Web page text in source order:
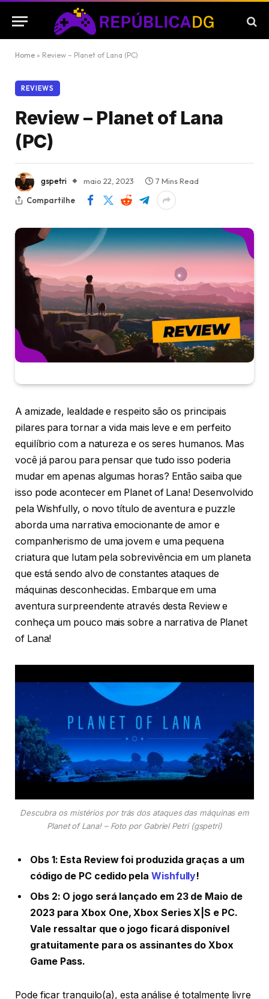
Home » Review – Planet of Lana (PC)
REVIEWS
Review – Planet of Lana
(PC)
gspetri maio 22, 2023
7 Mins Read
Compartilhe
A amizade, lealdade e respeito são os principais
pilares para tornar a vida mais leve e em perfeito
equilíbrio com a natureza e os seres humanos. Mas
você já parou para pensar que tudo isso poderia
mudar em apenas algumas horas? Então saiba que
isso pode acontecer em Planet of Lana! Desenvolvido
pela Wishfully, o novo título de aventura e puzzle
aborda uma narrativa emocionante de amor e
companherismo de uma jovem e uma pequena
criatura que lutam pela sobrevivência em um planeta
que está sendo alvo de constantes ataques de
máquinas desconhecidas. Embarque em uma
aventura surpreendente através desta Review e
conheça um pouco mais sobre a narrativa de Planet
of Lana!
Descubra os mistérios por trás dos ataques das máquinas em
Planet of Lana! – Foto por Gabriel Petri (gspetri)
Obs 1: Esta Review foi produzida graças a um
código de PC cedido pelaWishfully!
Obs 2: O jogo será lançado em 23 de Maio de
2023 para Xbox One, Xbox Series X|S e PC.
Vale ressaltar que o jogo ficará disponível
gratuitamente para os assinantes do Xbox
Game Pass.
Pode ficar tranquilo(a), esta análise é totalmente livre